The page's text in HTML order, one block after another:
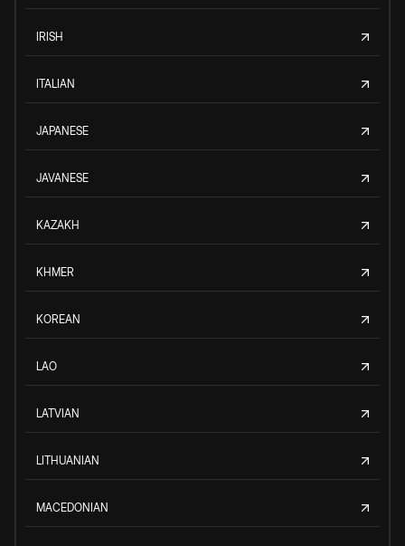
IRISH
ITALIAN
JAPANESE
JAVANESE
KAZAKH
KHMER
KOREAN
LAO
LATVIAN
LITHUANIAN
MACEDONIAN